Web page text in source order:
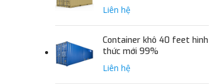
Liên hệ
Container khô 40 feet hình
thức mới 99%
Liên hệ